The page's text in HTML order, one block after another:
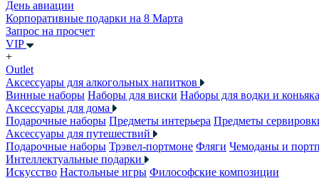
День авиации
Корпоративные подарки на 8 Марта
Запрос на просчет
VIP
+
Outlet
Аксессуары для алкогольных напитков
Винные наборы Наборы для виски Наборы для водки и коньяка
Аксессуары для дома
Подарочные наборы Предметы интерьера Предметы
Аксессуары для путешествий
Подарочные наборы Трэвел-портмоне Фляги Чемоданы и
Интеллектуальные подарки
Искусство Настольные игры Философские композиции